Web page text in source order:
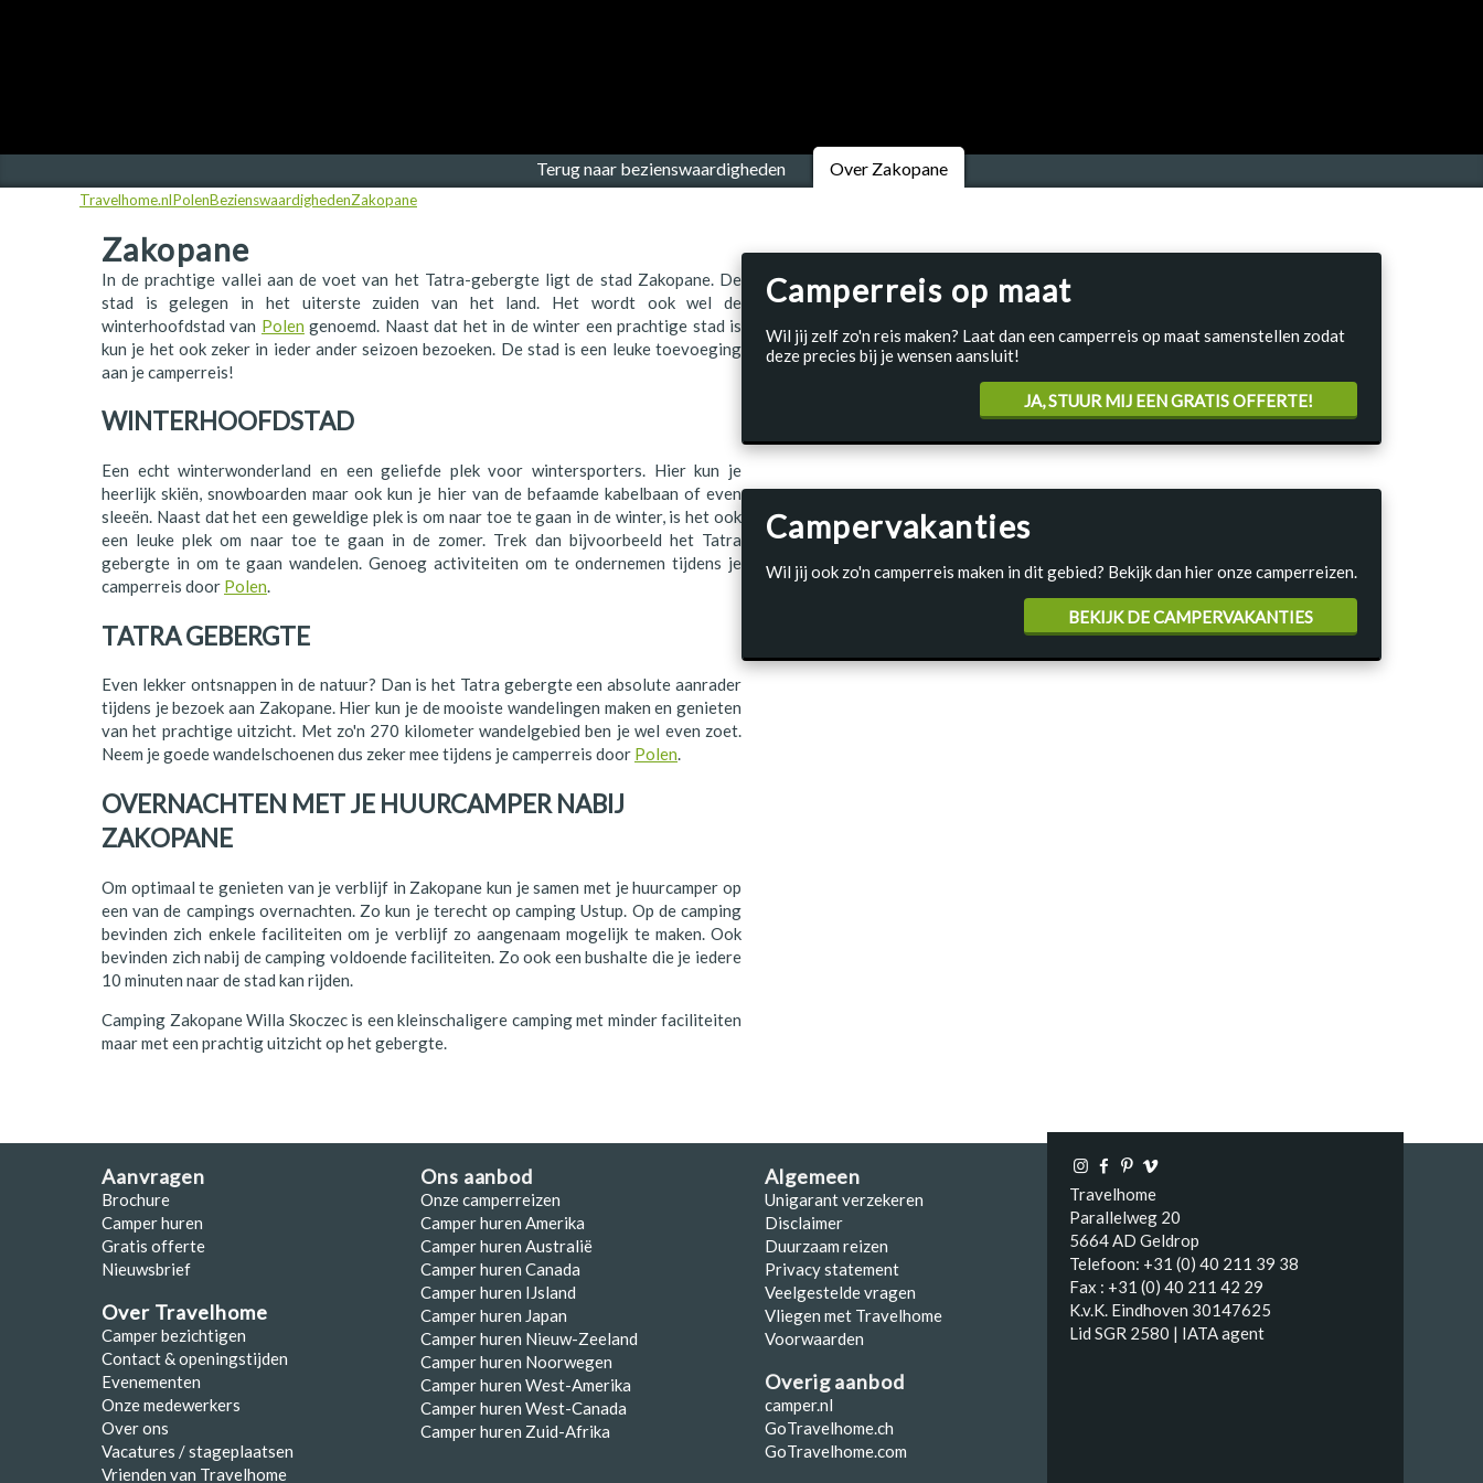
IJsland
Nederland
Nieuw-Zeeland
Noorwegen
Schotland
Zuid-Afrika
Terug naar bezienswaardigheden Over Zakopane
Travelhome.nlPolenBezienswaardighedenZakopane
Zakopane
In de prachtige vallei aan de voet van het Tatra-gebergte ligt de stad Zakopane. De
stad is gelegen in het uiterste zuiden van het land. Het wordt ook wel de
winterhoofdstad van Polen genoemd. Naast dat het in de winter een prachtige stad is
kun je het ook zeker in ieder ander seizoen bezoeken. De stad is een leuke toevoeging
aan je camperreis!
WINTERHOOFDSTAD
Een echt winterwonderland en een geliefde plek voor wintersporters. Hier kun je
heerlijk skiën, snowboarden maar ook kun je hier van de befaamde kabelbaan of even
sleeën. Naast dat het een geweldige plek is om naar toe te gaan in de winter, is het ook
een leuke plek om naar toe te gaan in de zomer. Trek dan bijvoorbeeld het Tatra
gebergte in om te gaan wandelen. Genoeg activiteiten om te ondernemen tijdens je
camperreis door Polen.
TATRA GEBERGTE
Even lekker ontsnappen in de natuur? Dan is het Tatra gebergte een absolute aanrader
tijdens je bezoek aan Zakopane. Hier kun je de mooiste wandelingen maken en genieten
van het prachtige uitzicht. Met zo'n 270 kilometer wandelgebied ben je wel even zoet.
Neem je goede wandelschoenen dus zeker mee tijdens je camperreis door Polen.
OVERNACHTEN MET JE HUURCAMPER NABIJ
ZAKOPANE
Om optimaal te genieten van je verblijf in Zakopane kun je samen met je huurcamper op
een van de campings overnachten. Zo kun je terecht op camping Ustup. Op de camping
bevinden zich enkele faciliteiten om je verblijf zo aangenaam mogelijk te maken. Ook
bevinden zich nabij de camping voldoende faciliteiten. Zo ook een bushalte die je iedere
10 minuten naar de stad kan rijden.
Camping Zakopane Willa Skoczec is een kleinschaligere camping met minder faciliteiten
maar met een prachtig uitzicht op het gebergte.
Camperreis op maat
Wil jij zelf zo'n reis maken? Laat dan een camperreis op maat samenstellen zodat
deze precies bij je wensen aansluit!
JA, STUUR MIJ EEN GRATIS OFFERTE!
Campervakanties
Wil jij ook zo'n camperreis maken in dit gebied? Bekijk dan hier onze camperreizen.
BEKIJK DE CAMPERVAKANTIES
Aanvragen
Brochure
Camper huren
Gratis offerte
Nieuwsbrief
Over Travelhome
Camper bezichtigen
Contact & openingstijden
Evenementen
Onze medewerkers
Over ons
Vacatures / stageplaatsen
Vrienden van Travelhome
Ons aanbod
Onze camperreizen
Camper huren Amerika
Camper huren Australië
Camper huren Canada
Camper huren IJsland
Camper huren Japan
Camper huren Nieuw-Zeeland
Camper huren Noorwegen
Camper huren West-Amerika
Camper huren West-Canada
Camper huren Zuid-Afrika
Algemeen
Unigarant verzekeren
Disclaimer
Duurzaam reizen
Privacy statement
Veelgestelde vragen
Vliegen met Travelhome
Voorwaarden
Overig aanbod
camper.nl
GoTravelhome.ch
GoTravelhome.com
Travelhome
Parallelweg 20
5664 AD Geldrop
Telefoon: +31 (0) 40 211 39 38
Fax : +31 (0) 40 211 42 29
K.v.K. Eindhoven 30147625
Lid SGR 2580 | IATA agent